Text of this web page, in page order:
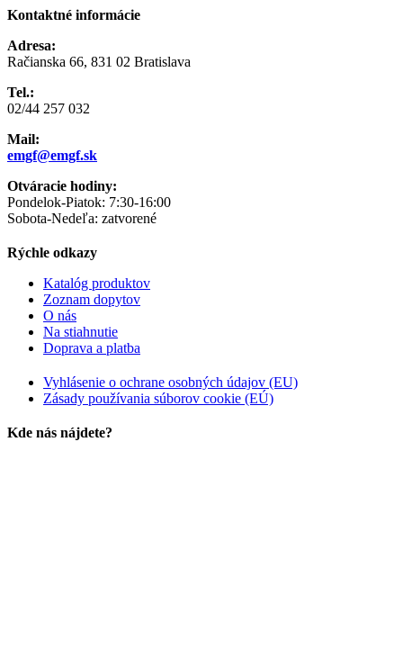
Kontaktné informácie
Adresa:
Račianska 66, 831 02 Bratislava
Tel.:
02/44 257 032
Mail:
emgf@emgf.sk
Otváracie hodiny:
Pondelok-Piatok: 7:30-16:00
Sobota-Nedeľa: zatvorené
Rýchle odkazy
Katalóg produktov
Zoznam dopytov
O nás
Na stiahnutie
Doprava a platba
Vyhlásenie o ochrane osobných údajov (EU)
Zásady používania súborov cookie (EÚ)
Kde nás nájdete?